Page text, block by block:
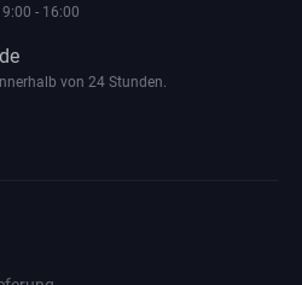
- 16:00
von 24 Stunden.